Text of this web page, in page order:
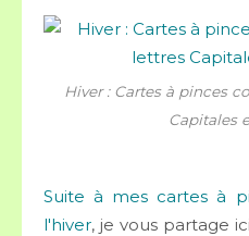
Hiver : Cartes à pinces
Capitales
Suite à mes cartes à
l'hiver, je vous partage